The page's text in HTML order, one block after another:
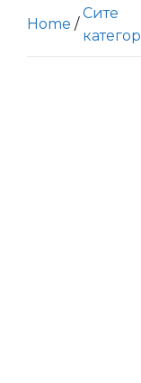
Home /
Сите